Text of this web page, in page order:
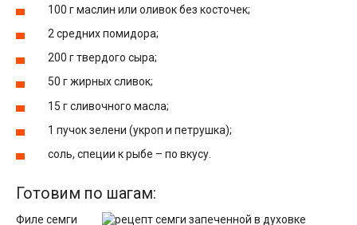
100 г маслин или оливок без косточек;
2 средних помидора;
200 г твердого сыра;
50 г жирных сливок;
15 г сливочного масла;
1 пучок зелени (укроп и петрушка);
соль, специи к рыбе – по вкусу.
Готовим по шагам:
Филе семги